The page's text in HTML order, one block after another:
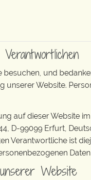
Verantwortlichen
und
Website.
auf dieser Website
D-99099 Erfurt,
Verantwortliche ist
Website